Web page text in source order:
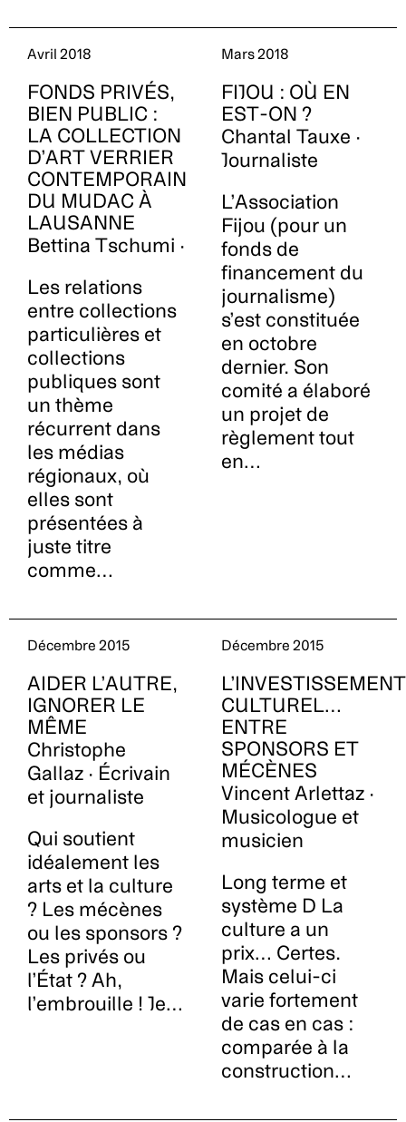
Avril 2018
FONDS PRIVÉS,
BIEN PUBLIC :
LA COLLECTION
D’ART VERRIER
CONTEMPORAIN
DU MUDAC À
LAUSANNE
Bettina Tschumi ·
Les relations
entre collections
particulières et
collections
publiques sont
un thème
récurrent dans
les médias
régionaux, où
elles sont
présentées à
juste titre
comme…
Mars 2018
FIJOU : OÙ EN
EST-ON ?
Chantal Tauxe ·
Journaliste
L’Association
Fijou (pour un
fonds de
financement du
journalisme)
s’est constituée
en octobre
dernier. Son
comité a élaboré
un projet de
règlement tout
en…
Décembre 2015
AIDER L’AUTRE,
IGNORER LE
MÊME
Christophe
Gallaz · Écrivain
et journaliste
Qui soutient
idéalement les
arts et la culture
? Les mécènes
ou les sponsors ?
Les privés ou
l’État ? Ah,
l’embrouille ! Je…
Décembre 2015
L’INVESTISSEMENT
CULTUREL…
ENTRE
SPONSORS ET
MÉCÈNES
Vincent Arlettaz ·
Musicologue et
musicien
Long terme et
système D La
culture a un
prix… Certes.
Mais celui-ci
varie fortement
de cas en cas :
comparée à la
construction…